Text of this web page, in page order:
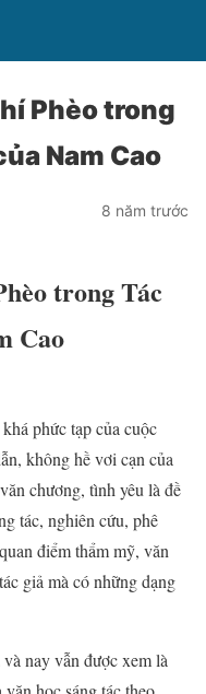
Phèo trong
Nam Cao
8 năm trước
trong Tác
Cao
phức tạp của cuộc
không hề vơi cạn của
chương, tình yêu là đề
tác, nghiên cứu, phê
điểm thẩm mỹ, văn
giả mà có những dạng
nay vẫn được xem là